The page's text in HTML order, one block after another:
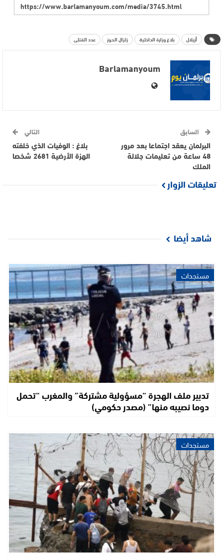
أزيلال بلاغ وزارة الداخلية زلزال الحوز عدد القتلى
Barlamanyoum
السابق
البرلمان يعقد اجتماعا بعد مرور
48 ساعة من تعليمات جلالة
الملك
التالي
بلاغ : الوفيات الذي خلفته
الهزة الأرضية 2681 شخصا
تعليقات الزوار
شاهد أيضا
مستجدات
تدبير ملف الهجرة “مسؤولية مشتركة” والمغرب “تحمل
دوما نصيبه منها” (مصدر حكومي)
مستجدات